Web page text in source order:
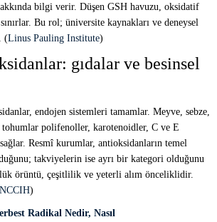
bilgi verir. Düşen GSH havuzu, oksidatif
Bu rol; üniversite kaynakları ve deneysel
(Linus Pauling Institute)
gıdalar ve besinsel
endojen sistemleri tamamlar. Meyve, sebze,
tohumlar polifenoller, karotenoidler, C ve E
Resmî kurumlar, antioksidanların temel
takviyelerin ise ayrı bir kategori olduğunu
örüntü, çeşitlilik ve yeterli alım önceliklidir.
NCCIH)
Radikal Nedir, Nasıl